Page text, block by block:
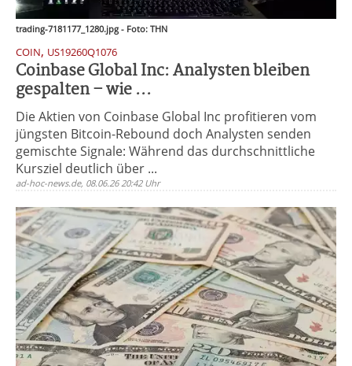
trading-7181177_1280.jpg - Foto: THN
COIN, US19260Q1076
Coinbase Global Inc: Analysten bleiben
gespalten – wie ...
Die Aktien von Coinbase Global Inc profitieren vom
jüngsten Bitcoin-Rebound doch Analysten senden
gemischte Signale: Während das durchschnittliche
Kursziel deutlich über ...
ad-hoc-news.de, 08.06.26 20:42 Uhr